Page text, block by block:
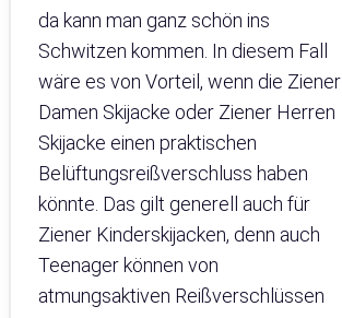
da kann man ganz schön ins
Schwitzen kommen. In diesem Fall
wäre es von Vorteil, wenn die Ziener
Damen Skijacke oder Ziener Herren
Skijacke einen praktischen
Belüftungsreißverschluss haben
könnte. Das gilt generell auch für
Ziener Kinderskijacken, denn auch
Teenager können von
atmungsaktiven Reißverschlüssen